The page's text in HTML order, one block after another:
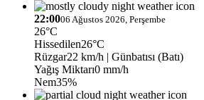
22:0006 Ağustos 2026, Perşembe
26°C
Hissedilen26°C
Rüzgar22 km/h | Günbatısı (Batı)
Yağış Miktarı0 mm/h
Nem35%